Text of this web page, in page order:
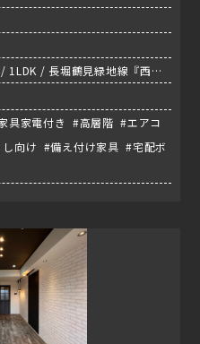
1LDK / 長堀鶴見緑地線『西大
具家電付き #高層階 #エアコ
向け #備え付け家具 #宅配ボ